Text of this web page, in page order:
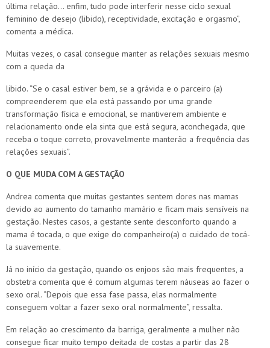
última relação… enfim, tudo pode interferir nesse ciclo sexual
feminino de desejo (libido), receptividade, excitação e orgasmo”,
comenta a médica.
Muitas vezes, o casal consegue manter as relações sexuais mesmo
com a queda da
libido. “Se o casal estiver bem, se a grávida e o parceiro (a)
compreenderem que ela está passando por uma grande
transformação física e emocional, se mantiverem ambiente e
relacionamento onde ela sinta que está segura, aconchegada, que
receba o toque correto, provavelmente manterão a frequência das
relações sexuais”.
O QUE MUDA COM A GESTAÇÃO
Andrea comenta que muitas gestantes sentem dores nas mamas
devido ao aumento do tamanho mamário e ficam mais sensíveis na
gestação. Nestes casos, a gestante sente desconforto quando a
mama é tocada, o que exige do companheiro(a) o cuidado de tocá-
la suavemente.
Já no início da gestação, quando os enjoos são mais frequentes, a
obstetra comenta que é comum algumas terem náuseas ao fazer o
sexo oral. “Depois que essa fase passa, elas normalmente
conseguem voltar a fazer sexo oral normalmente”, ressalta.
Em relação ao crescimento da barriga, geralmente a mulher não
consegue ficar muito tempo deitada de costas a partir das 28